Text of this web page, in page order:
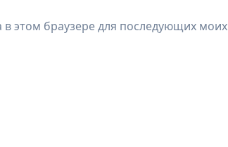
этом браузере для последующих моих